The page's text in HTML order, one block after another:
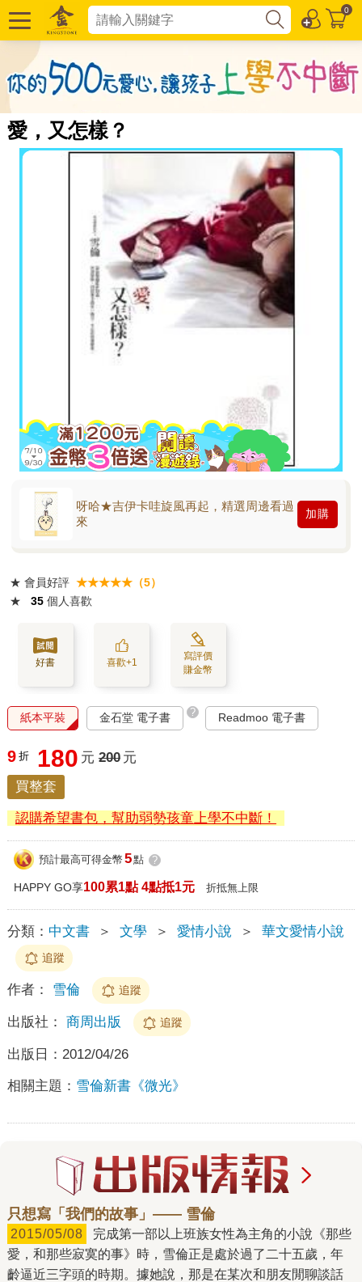
0
愛，又怎樣？
呀哈★吉伊卡哇旋風再起，精選周邊看過
來
加購
★ 會員好評 ★★★★★（5）
★
35 個人喜歡
好書 喜歡+1
寫評價
賺金幣
紙本平裝 金石堂 電子書 ? Readmoo 電子書
9 折 180 元 200 元
買整套
認購希望書包，幫助弱勢孩童上學不中斷！
預計最高可得金幣 5點 ?
HAPPY GO享100累1點 4點抵1元 折抵無上限
分類： 中文書 ＞ 文學 ＞ 愛情小說 ＞ 華文愛情小說
追蹤
作者： 雪倫 追蹤
出版社： 商周出版 追蹤
出版日： 2012/04/26
相關主題： 雪倫新書《微光》
只想寫「我們的故事」—— 雪倫
2015/05/08
愛，和那些寂寞的事》時，雪倫正是處於過了二十五歲，年
齡逼近三字頭的時期。據她說，那是在某次和朋友閒聊談話